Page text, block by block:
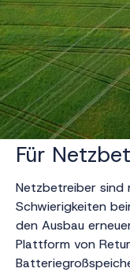
Für
Netzbetreiber sind
Schwierigkeiten
den Ausbau
Plattform von